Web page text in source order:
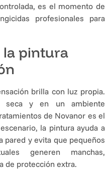
es el momento de
profesionales para
la pintura
brilla con luz propia.
seca y en un ambiente
de Novanor es el
la pintura ayuda a
pared y evita que pequeños
generen manchas,
de protección extra.